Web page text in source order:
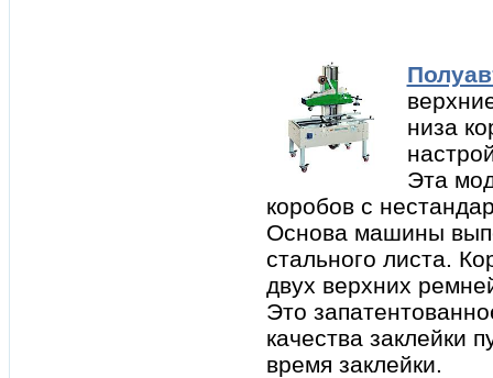
низа
Эта
коробов с
Основа машины
стального листа.
двух верхних
Это
качества заклейки
время заклейки.